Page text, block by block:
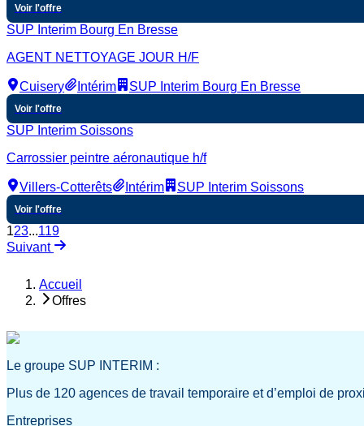
Voir l'offre
SUP Interim Bourg En Bresse
AGENT NETTOYAGE JOUR H/F
Cuisery Intérim SUP Interim Bourg En Bresse
Voir l'offre
SUP Interim Soissons
Carrossier peintre aéronautique h/f
Villers-Cotterêts Intérim SUP Interim Soissons
Voir l'offre
123...119
Suivant
Accueil
Offres
Le groupe SUP INTERIM :
Plus de 120 agences de travail temporaire et d’emploi de
Entreprises